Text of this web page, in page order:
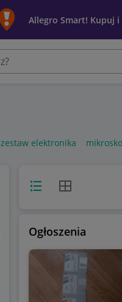
Allegro Smart! Kupuj i
zestaw elektronika
Widok listyWidok siatki
Ogłoszenia